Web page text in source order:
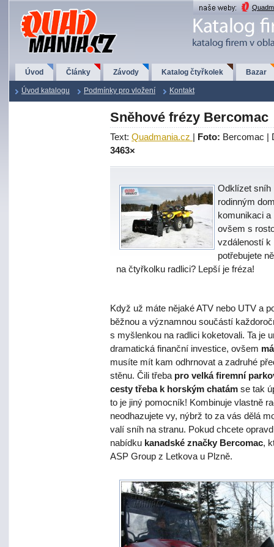
QuadMania.cz
Úvod Články Závody Katalog čtyřkolek Bazar
Úvod katalogu Podmínky pro vložení Kontakt
Sněhové frézy Bercomac
Text: Quadmania.cz | Foto: Bercomac |
3463×
Odklízet sníh
rodinným
komunikaci
ovšem s
vzdáleností k
potřebujete
na čtyřkolku radlici? Lepší je fréza!
Když už máte nějaké ATV nebo UTV a
běžnou a významnou součástí
s myšlenkou na radlici koketovali. Ta je
dramatická finanční investice, ovšem
musíte mít kam odhrnovat a zadruhé
stěnu. Čili třeba pro velká firemní
cesty třeba k horským chatám se tak
to je jiný pomocník! Kombinuje vlastně
neodhazujete vy, nýbrž to za vás dělá
valí sníh na stranu. Pokud chcete
nabídku kanadské značky Bercomac,
ASP Group z Letkova u Plzně.